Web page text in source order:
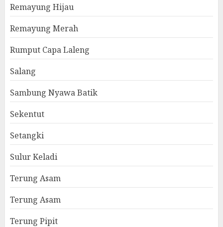
Remayung Hijau
Remayung Merah
Rumput Capa Laleng
Salang
Sambung Nyawa Batik
Sekentut
Setangki
Sulur Keladi
Terung Asam
Terung Asam
Terung Pipit